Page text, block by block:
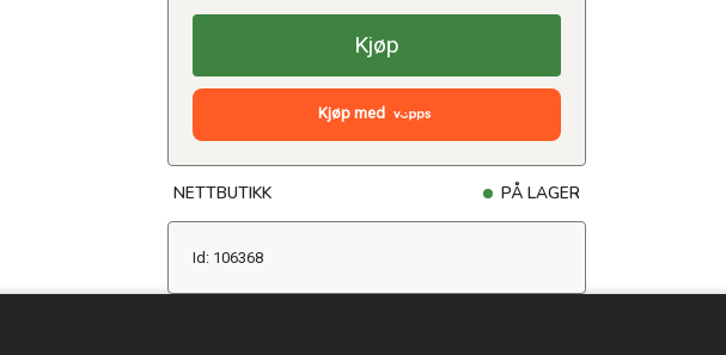
Kjøp
Kjøp med
NETTBUTIKK PÅ LAGER
Id: 106368